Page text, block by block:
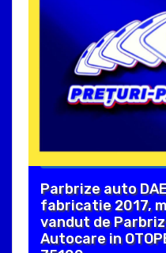
Parbrize auto
fabricatie 2017,
vandut de
Autocare in